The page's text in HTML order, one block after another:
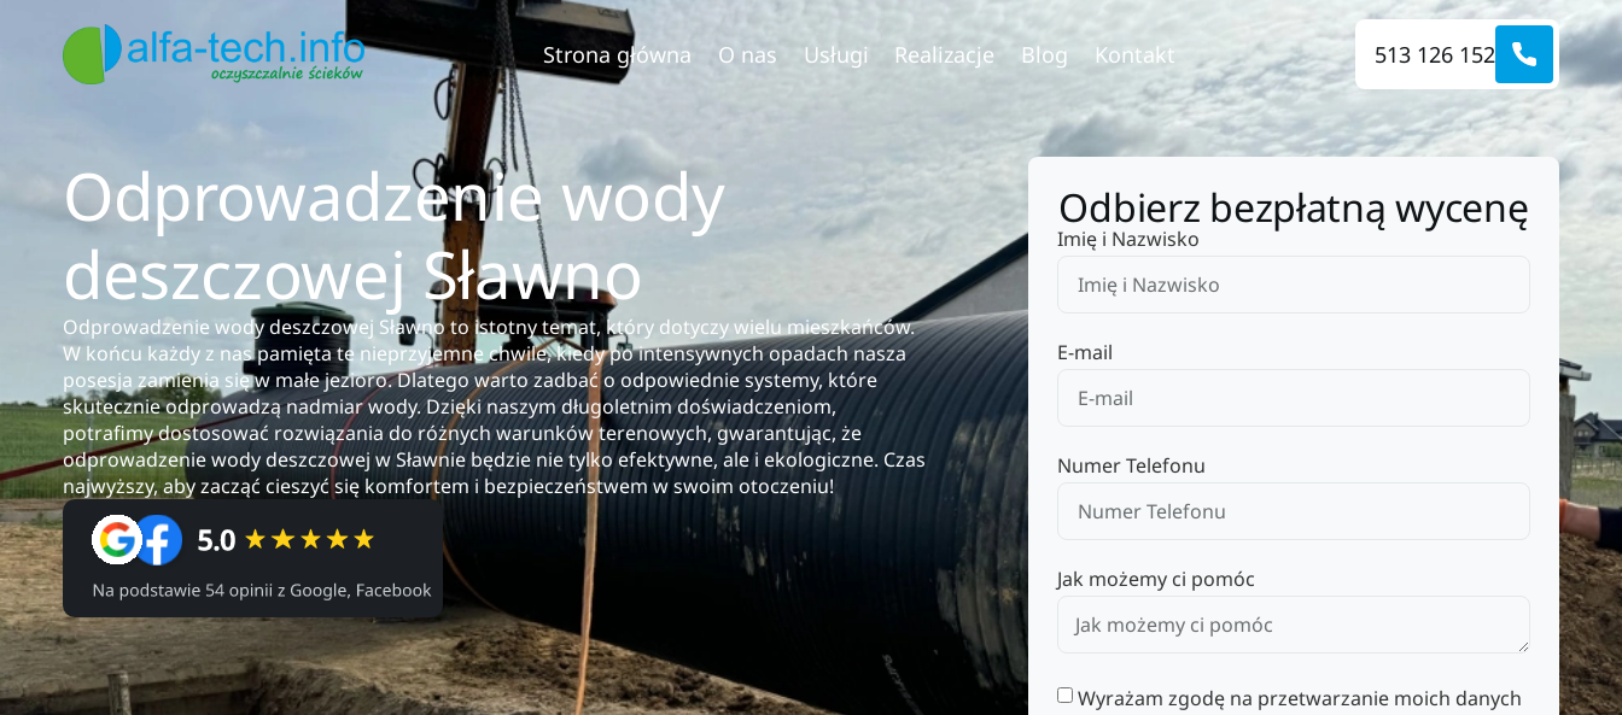
Strona główna O nas Usługi Realizacje Blog Kontakt 513 126 152
Odprowadzenie wody
deszczowej Sławno
Odprowadzenie wody deszczowej Sławno to istotny temat, który dotyczy wielu mieszkańców.
W końcu każdy z nas pamięta te nieprzyjemne chwile, kiedy po intensywnych opadach nasza
posesja zamienia się w małe jezioro. Dlatego warto zadbać o odpowiednie systemy, które
skutecznie odprowadzą nadmiar wody. Dzięki naszym długoletnim doświadczeniom,
potrafimy dostosować rozwiązania do różnych warunków terenowych, gwarantując, że
odprowadzenie wody deszczowej w Sławnie będzie nie tylko efektywne, ale i ekologiczne. Czas
najwyższy, aby zacząć cieszyć się komfortem i bezpieczeństwem w swoim otoczeniu!
Odbierz bezpłatną wycenę
Imię i Nazwisko
E-mail
Numer Telefonu
Jak możemy ci pomóc
Wyrażam zgodę na przetwarzanie moich danych